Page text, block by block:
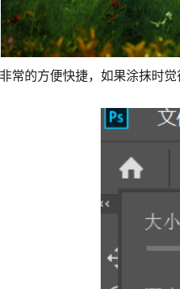
常的方便快捷，如果涂抹时